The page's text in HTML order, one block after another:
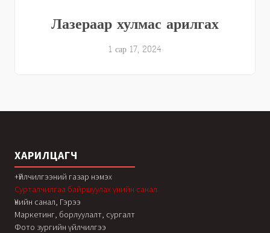
Лазераар хулмас арилгах
1 сар 17, 2024
ХАРИЛЦАГЧ
+Үйлчилгээний газар нэмэх
Сурталчилгаа байршуулах үнийн санал
Үнийн санал, Гэрээ
Маркетинг, борлуулалт, сургалт
Фото зургийн үйлчилгээ